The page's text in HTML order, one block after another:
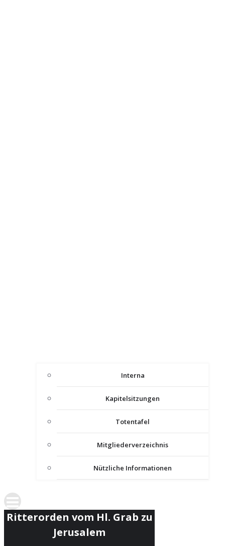
Interna
Kapitelsitzungen
Totentafel
Mitgliederverzeichnis
Nützliche Informationen
Ritterorden vom Hl. Grab zu
Jerusalem